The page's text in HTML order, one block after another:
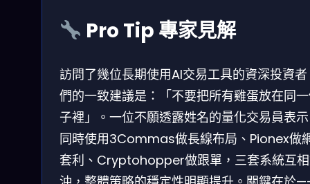
Pro Tip 專家見解
訪問了幾位長期使用AI交易工具的資深投資
們的一致建議是：「不要把所有雞蛋放在同
子裡」。一位不願透露姓名的量化交易員表
同時使用3Commas做長線布局、Pionex做
套利、Cryptohopper做跟單，三套系統互